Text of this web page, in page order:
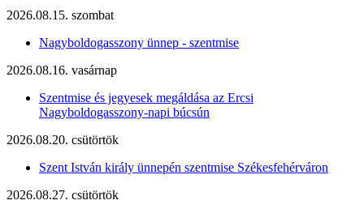
2026.08.15. szombat
Nagyboldogasszony ünnep - szentmise
2026.08.16. vasárnap
Szentmise és jegyesek megáldása az Ercsi
Nagyboldogasszony-napi búcsún
2026.08.20. csütörtök
Szent István király ünnepén szentmise Székesfehérváron
2026.08.27. csütörtök